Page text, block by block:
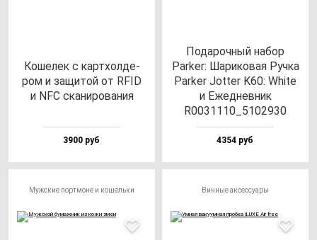
Коше­лек с кар­тхол­де­
ром и за­щи­той от RFID
и NFC ска­ни­ро­ва­ния
3900 руб
Подарочный набор
Parker: Шариковая Ручка
Parker Jotter K60: White
и Ежедневник
R0031110_5102930
4354 руб
Мужские портмоне и кошельки Винные аксессуары